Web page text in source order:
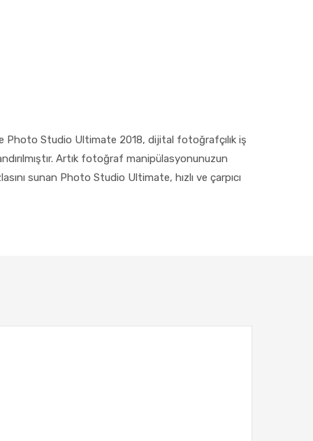
Photo Studio Ultimate 2018, dijital fotoğrafçılık iş
Artık fotoğraf manipülasyonunuzun
sunan Photo Studio Ultimate, hızlı ve çarpıcı